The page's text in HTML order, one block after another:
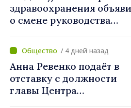
здравоохранения
о смене руководства
больницы. Людмила
Капчеля будет исполнять
обязанности директора
/ 4 дней назад
Анна Ревенко подаёт в
отставку с должности
главы Центра